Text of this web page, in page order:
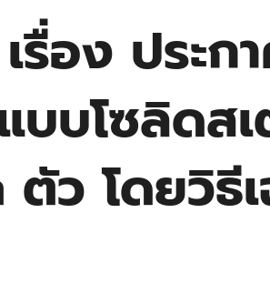
อง ประก
บบโซลิดส
โดยวิธีเ